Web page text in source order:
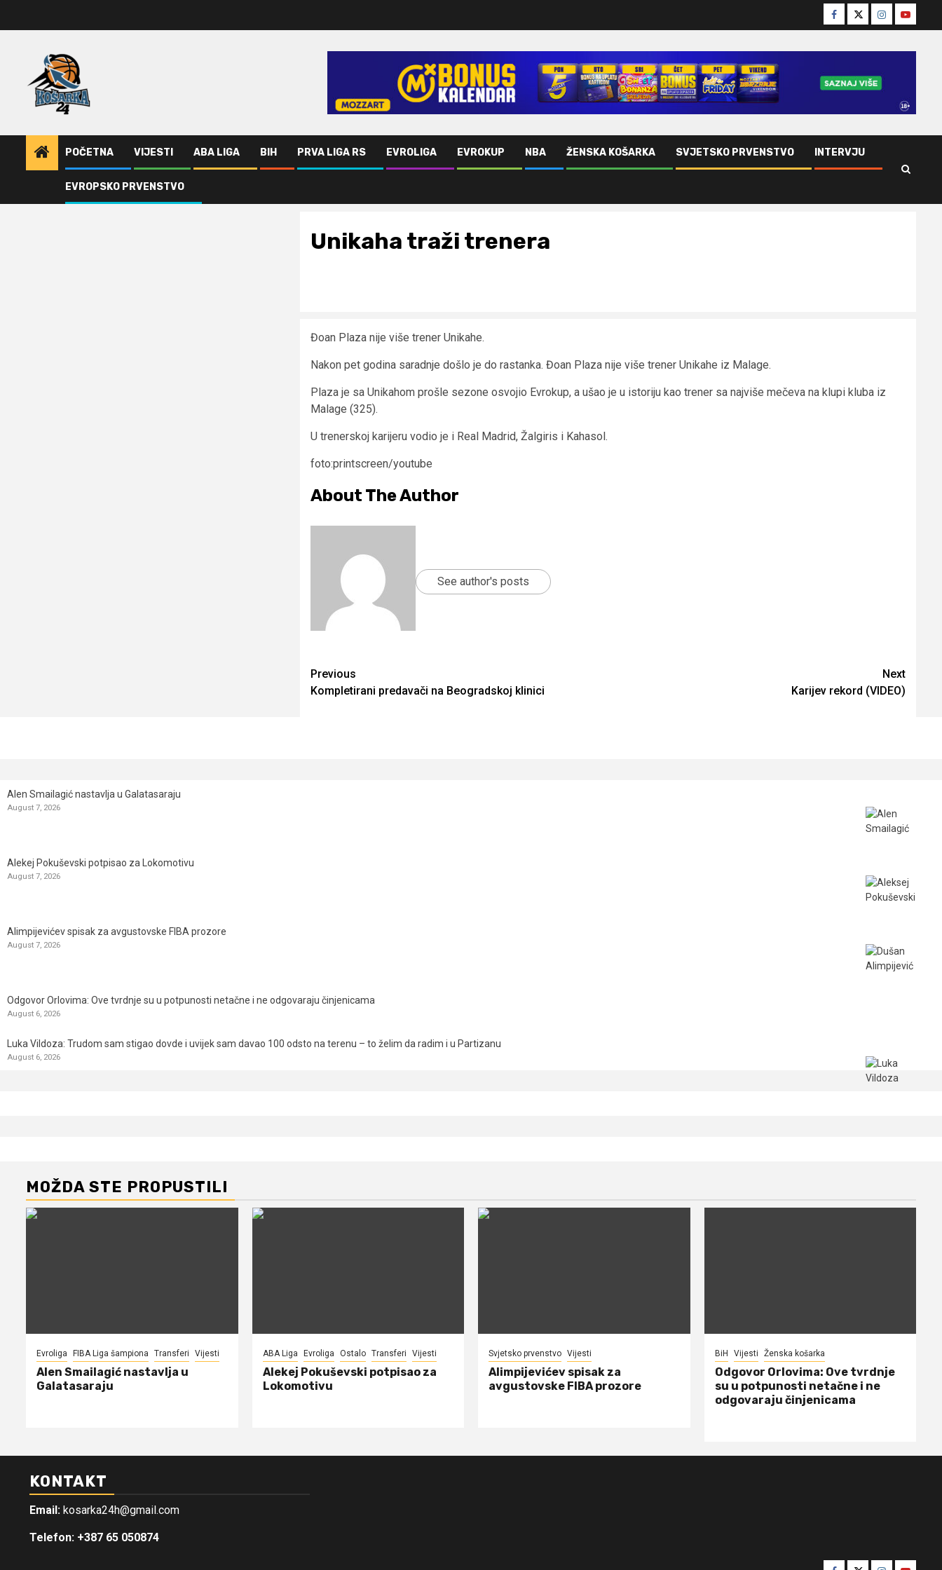
Facebook
TwitterInstagram
Youtube
POČETNA VIJESTI ABA LIGA BIH PRVA LIGA RS EVROLIGA EVROKUP NBA ŽENSKA KOŠARKA SVJETSKO PRVENSTVO INTERVJU
EVROPSKO PRVENSTVO
Unikaha traži trenera
Unikaha traži trenera
Đoan Plaza nije više trener Unikahe.
Nakon pet godina saradnje došlo je do rastanka. Đoan Plaza nije više trener Unikahe iz Malage.
Plaza je sa Unikahom prošle sezone osvojio Evrokup, a ušao je u istoriju kao trener sa najviše mečeva na klupi kluba iz
Malage (325).
U trenerskoj karijeru vodio je i Real Madrid, Žalgiris i Kahasol.
foto:printscreen/youtube
About The Author
See author's posts
Continue
Reading
Previous
Kompletirani predavači na Beogradskoj klinici
Next
Karijev rekord (VIDEO)
Alen Smailagić nastavlja u Galatasaraju
August 7, 2026
Alekej Pokuševski potpisao za Lokomotivu
August 7, 2026
Alimpijevićev spisak za avgustovske FIBA prozore
August 7, 2026
Odgovor Orlovima: ​Ove tvrdnje su u potpunosti netačne i ne odgovaraju činjenicama
August 6, 2026
Luka Vildoza: Trudom sam stigao dovde i uvijek sam davao 100 odsto na terenu – to želim da radim i u Partizanu
August 6, 2026
MOŽDA STE PROPUSTILI
Evroliga FIBA Liga šampiona Transferi Vijesti
Alen Smailagić nastavlja u
Galatasaraju
ABA Liga Evroliga Ostalo Transferi Vijesti
Alekej Pokuševski potpisao za
Lokomotivu
Svjetsko prvenstvo Vijesti
Alimpijevićev spisak za
avgustovske FIBA prozore
BiH Vijesti Ženska košarka
Odgovor Orlovima: ​Ove tvrdnje
su u potpunosti netačne i ne
odgovaraju činjenicama
KONTAKT
Email: kosarka24h@gmail.com
Telefon: +387 65 050874